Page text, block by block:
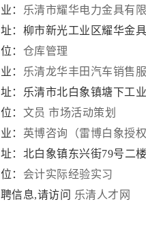
： 乐清市耀华电力金具有
：柳市新光工业区耀华金具
： 仓库管理
： 乐清龙华丰田汽车销售
：乐清市北白象镇塘下工
： 文员 市场活动策划
： 英博咨询（雷博白象授
：北白象镇东兴街79号二
： 会计实际经验实习
信息,请访问 乐清人才网